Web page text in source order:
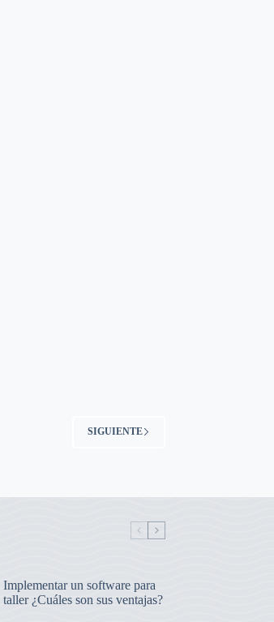
SIGUIENTE
Implementar un software para
taller ¿Cuáles son sus ventajas?